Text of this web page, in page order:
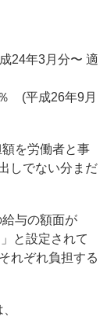
24年3月分〜 適
(平成26年9月
を労働者と事
しでない分まだ
給与の額面が
と設定されて
れぞれ負担する